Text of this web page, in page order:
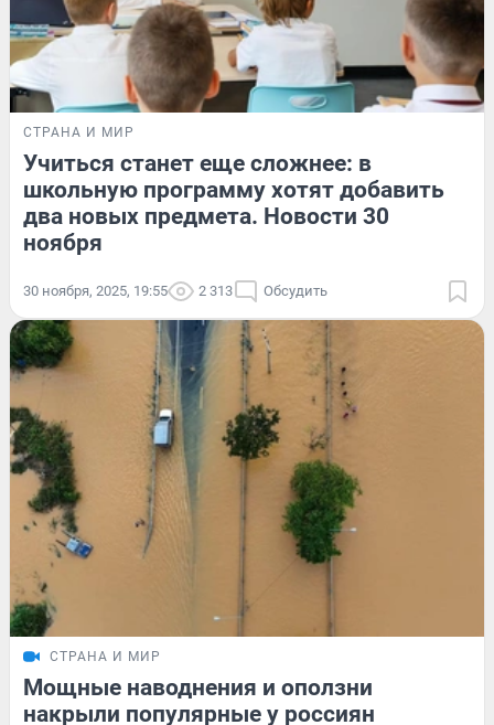
СТРАНА И МИР
Учиться станет еще сложнее: в
школьную программу хотят добавить
два новых предмета. Новости 30
ноября
30 ноября, 2025, 19:55 2 313 Обсудить
СТРАНА И МИР
Мощные наводнения и оползни
накрыли популярные у россиян